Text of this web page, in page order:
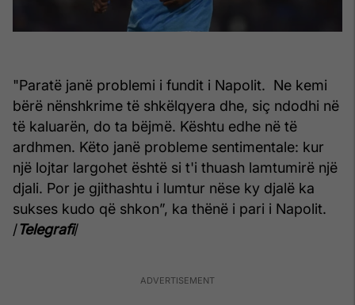
"Paratë janë problemi i fundit i Napolit. Ne kemi
bërë nënshkrime të shkëlqyera dhe, siç ndodhi në
të kaluarën, do ta bëjmë. Kështu edhe në të
ardhmen. Këto janë probleme sentimentale: kur
një lojtar largohet është si t'i thuash lamtumirë një
djali. Por je gjithashtu i lumtur nëse ky djalë ka
sukses kudo që shkon”, ka thënë i pari i Napolit.
/Telegrafi/